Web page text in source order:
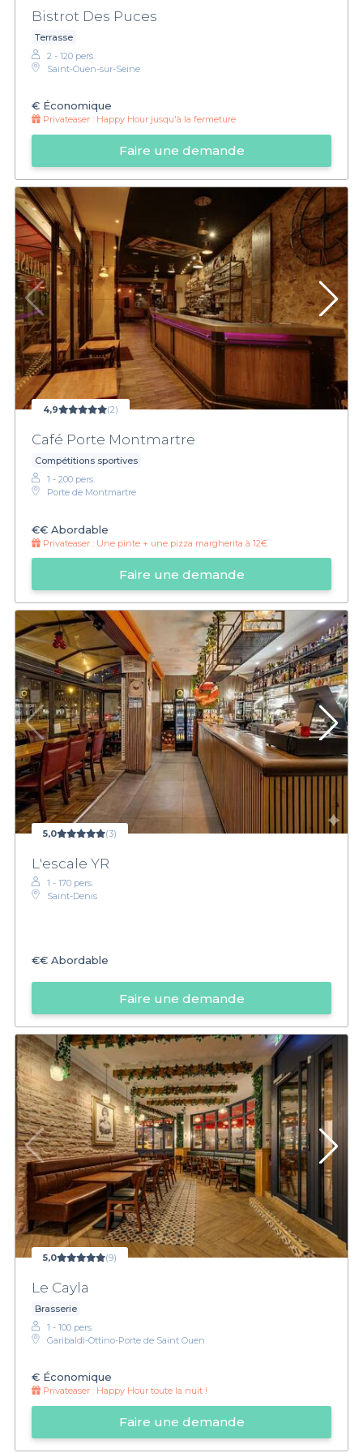
Bistrot Des Puces
Terrasse
2 - 120 pers.
Saint-Ouen-sur-Seine
€ Économique
Privateaser : Happy Hour jusqu'à la fermeture
Faire une demande
4,9 (2)
Café Porte Montmartre
Compétitions sportives
1 - 200 pers.
Porte de Montmartre
€€ Abordable
Privateaser : Une pinte + une pizza margherita à 12€
Faire une demande
5,0 (3)
L'escale YR
1 - 170 pers.
Saint-Denis
€€ Abordable
Faire une demande
5,0 (9)
Le Cayla
Brasserie
1 - 100 pers.
Garibaldi-Ottino-Porte de Saint Ouen
€ Économique
Privateaser : Happy Hour toute la nuit !
Faire une demande